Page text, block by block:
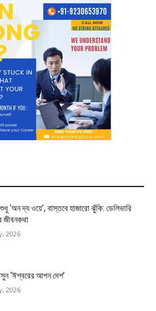
শুধু ‘অন দ্য ওয়ে’, বাস্তবে হাজারো ঝুঁকি: ডেলিভারি
জীবনকথা
2026
‘ঈশ্বরের আপন দেশ’
2026